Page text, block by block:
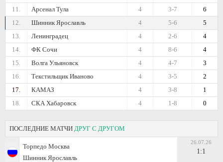
11.
Арсенал Тула 6
3-7
4
12.
Шинник Ярославль 5
5-6
4
13.
Ленинградец 4
2-6
4
14.
ФК Сочи 4
8-6
4
15.
Волга Ульяновск 3
4-7
4
16.
Текстильщик Иваново 2
3-5
4
17.
КАМАЗ 1
3-8
4
18.
СКА Хабаровск 0
1-8
4
ПОСЛЕДНИЕ МАТЧИ ДРУГ С ДРУГОМ
Торпедо Москва
Шинник Ярославль
26.07.26
1:1